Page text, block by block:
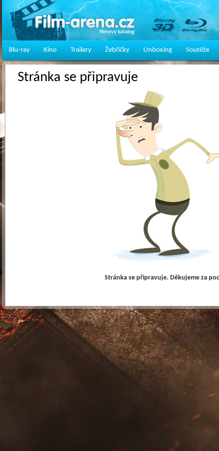
Blu-ray Kino Trailery Žebříčky Unboxing Soutěže
Stránka se připravuje
Stránka se připravuje. Děkujeme za